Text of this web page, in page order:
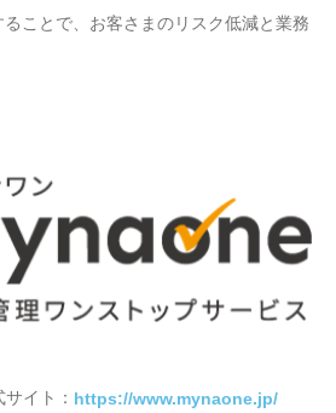
ことで、お客さまのリスク低減と業務
イト： https://www.mynaone.jp/